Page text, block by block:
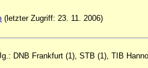
(letzter Zugriff: 23. 11. 2006)
DNB Frankfurt (1), STB (1), TIB